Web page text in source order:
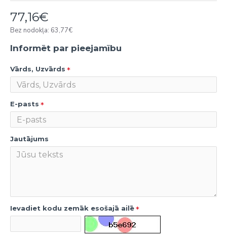
77,16€
Bez nodokļa: 63,77€
Informēt par pieejamību
Vārds, Uzvārds
E-pasts
Jautājums
Ievadiet kodu zemāk esošajā ailē